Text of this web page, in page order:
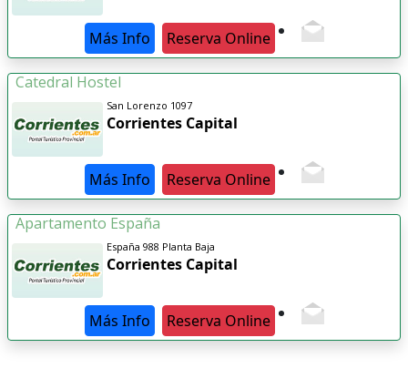
Más Info Reserva Online
Catedral Hostel
San Lorenzo 1097
Corrientes Capital
Más Info Reserva Online
Apartamento España
España 988 Planta Baja
Corrientes Capital
Más Info Reserva Online